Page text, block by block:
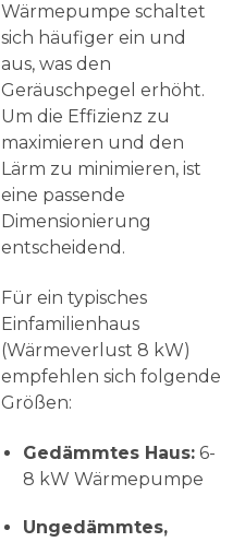
Wärmepumpe schaltet
sich häufiger ein und
aus, was den
Geräuschpegel erhöht.
Um die Effizienz zu
maximieren und den
Lärm zu minimieren, ist
eine passende
Dimensionierung
entscheidend.
Für ein typisches
Einfamilienhaus
(Wärmeverlust 8 kW)
empfehlen sich folgende
Größen:
Gedämmtes Haus: 6-
8 kW Wärmepumpe
Ungedämmtes,